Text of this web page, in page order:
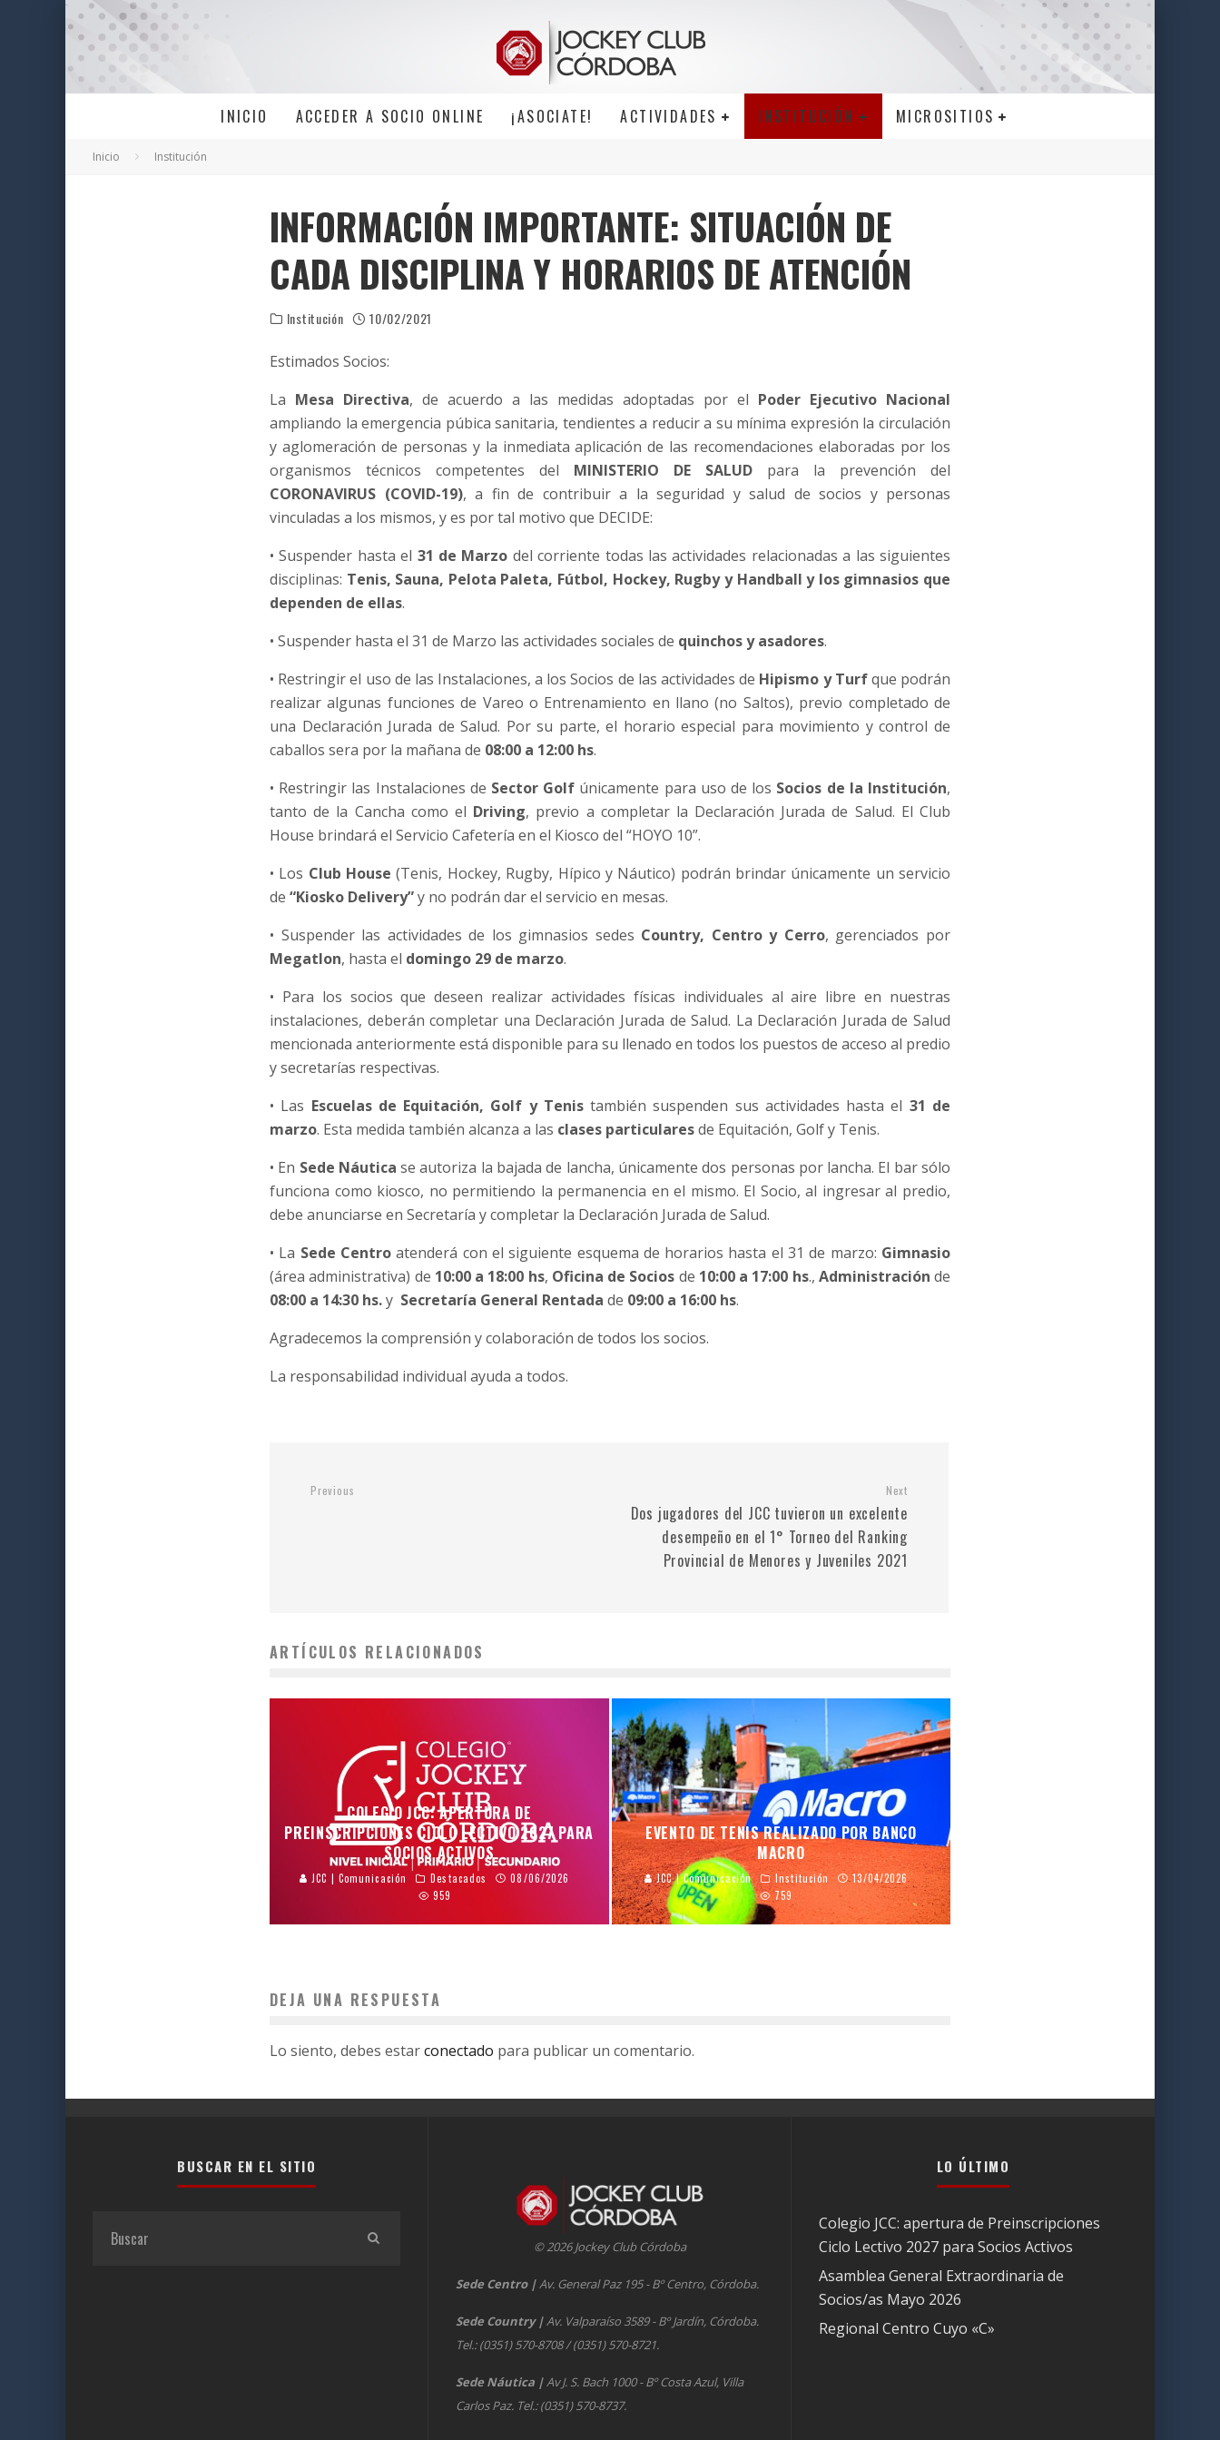
INICIO ACCEDER A SOCIO ONLINE ¡ASOCIATE! ACTIVIDADES INSTITUCIÓN MICROSITIOS
Inicio Institución
INFORMACIÓN IMPORTANTE: SITUACIÓN DE
CADA DISCIPLINA Y HORARIOS DE ATENCIÓN
Institución 10/02/2021
Estimados Socios:
La Mesa Directiva, de acuerdo a las medidas adoptadas por el Poder Ejecutivo Nacional
ampliando la emergencia púbica sanitaria, tendientes a reducir a su mínima expresión la circulación
y aglomeración de personas y la inmediata aplicación de las recomendaciones elaboradas por los
organismos técnicos competentes del MINISTERIO DE SALUD para la prevención del
CORONAVIRUS (COVID-19), a fin de contribuir a la seguridad y salud de socios y personas
vinculadas a los mismos, y es por tal motivo que DECIDE:
• Suspender hasta el 31 de Marzo del corriente todas las actividades relacionadas a las siguientes
disciplinas: Tenis, Sauna, Pelota Paleta, Fútbol, Hockey, Rugby y Handball y los gimnasios que
dependen de ellas.
• Suspender hasta el 31 de Marzo las actividades sociales de quinchos y asadores.
• Restringir el uso de las Instalaciones, a los Socios de las actividades de Hipismo y Turfque podrán
realizar algunas funciones de Vareo o Entrenamiento en llano (no Saltos), previo completado de
una Declaración Jurada de Salud. Por su parte, el horario especial para movimiento y control de
caballos sera por la mañana de 08:00 a 12:00 hs.
• Restringir las Instalaciones de Sector Golf únicamente para uso de los Socios de la Institución,
tanto de la Cancha como el Driving, previo a completar la Declaración Jurada de Salud. El Club
House brindará el Servicio Cafetería en el Kiosco del “HOYO 10”.
• Los Club House (Tenis, Hockey, Rugby, Hípico y Náutico) podrán brindar únicamente un servicio
de “Kiosko Delivery”y no podrán dar el servicio en mesas.
• Suspender las actividades de los gimnasios sedes Country, Centro y Cerro, gerenciados por
Megatlon, hasta el domingo 29 de marzo.
• Para los socios que deseen realizar actividades físicas individuales al aire libre en nuestras
instalaciones, deberán completar una Declaración Jurada de Salud. La Declaración Jurada de Salud
mencionada anteriormente está disponible para su llenado en todos los puestos de acceso al predio
y secretarías respectivas.
• Las Escuelas de Equitación, Golf y Tenistambién suspenden sus actividades hasta el 31 de
marzo. Esta medida también alcanza a las clases particularesde Equitación, Golf y Tenis.
• En Sede Náutica se autoriza la bajada de lancha, únicamente dos personas por lancha. El bar sólo
funciona como kiosco, no permitiendo la permanencia en el mismo. El Socio, al ingresar al predio,
debe anunciarse en Secretaría y completar la Declaración Jurada de Salud.
• La Sede Centroatenderá con el siguiente esquema de horarios hasta el 31 de marzo: Gimnasio
(área administrativa) de 10:00 a 18:00 hs, Oficina de Socios de 10:00 a 17:00 hs., Administración de
08:00 a 14:30 hs.y Secretaría General Rentada de 09:00 a 16:00 hs.
Agradecemos la comprensión y colaboración de todos los socios.
La responsabilidad individual ayuda a todos.
Previous Next
Dos jugadores del JCC tuvieron un excelente
desempeño en el 1° Torneo del Ranking
Provincial de Menores y Juveniles 2021
ARTÍCULOS RELACIONADOS
COLEGIO JCC: APERTURA DE
PREINSCRIPCIONES CICLO LECTIVO 2027 PARA
SOCIOS ACTIVOS
JCC | Comunicación Destacados
08/06/2026
959
EVENTO DE TENIS REALIZADO POR BANCO
MACRO
JCC | Comunicación Institución
13/04/2026
759
DEJA UNA RESPUESTA
Lo siento, debes estarconectado para publicar un comentario.
BUSCAR EN EL SITIO
© 2026 Jockey Club Córdoba
Sede Centro |Av. General Paz 195 - Bº Centro, Córdoba.
Sede Country |Av. Valparaíso 3589 - Bº Jardín, Córdoba.
Tel.: (0351) 570-8708 / (0351) 570-8721.
Sede Náutica |Av J. S. Bach 1000 - Bº Costa Azul, Villa
Carlos Paz. Tel.: (0351) 570-8737.
LO ÚLTIMO
Colegio JCC: apertura de Preinscripciones
Ciclo Lectivo 2027 para Socios Activos
Asamblea General Extraordinaria de
Socios/as Mayo 2026
Regional Centro Cuyo «C»